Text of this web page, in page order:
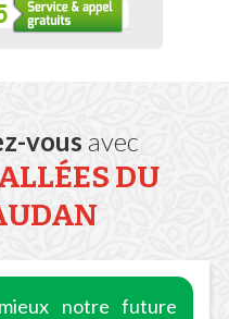
vous avec
DU
notre future